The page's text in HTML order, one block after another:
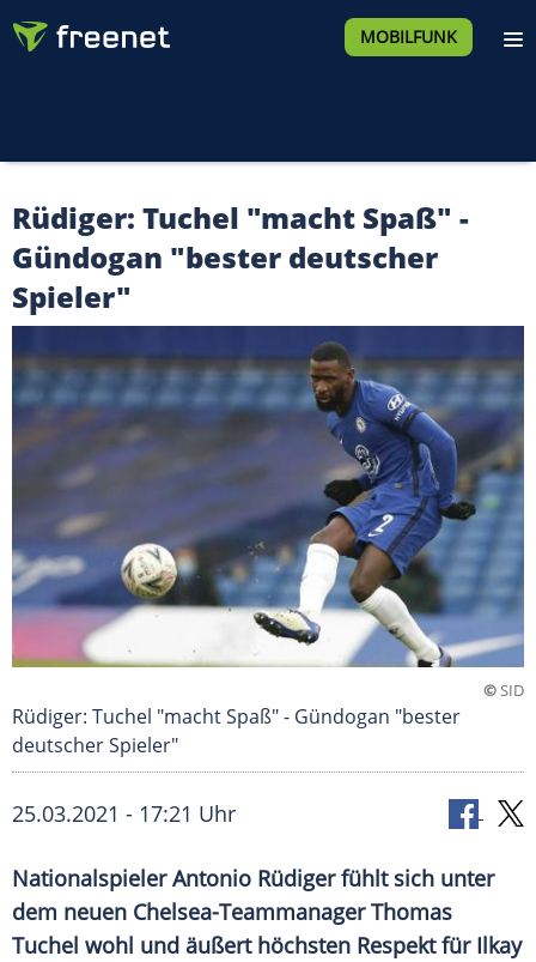
MOBILFUNK
Rüdiger: Tuchel "macht Spaß" -
Gündogan "bester deutscher
Spieler"
©SID
Rüdiger: Tuchel "macht Spaß" - Gündogan "bester
deutscher Spieler"
25.03.2021 - 17:21 Uhr
NationalspielerAntonio Rüdigerfühlt sich unter
dem neuen Chelsea-TeammanagerThomas
Tuchel wohl und äußert höchsten Respekt für Ilkay